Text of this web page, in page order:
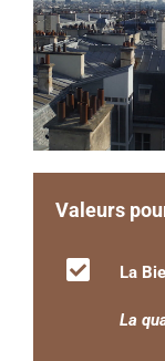
Valeurs
La
La